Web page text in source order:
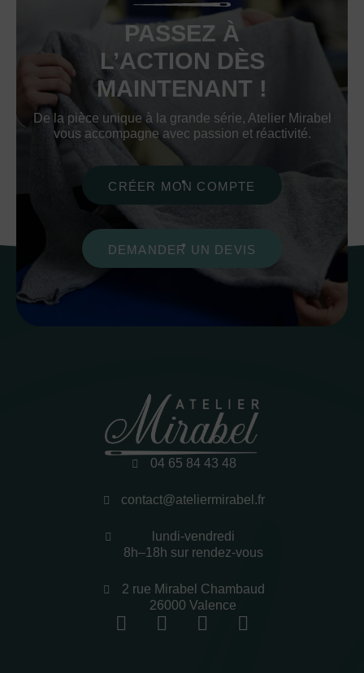
PASSEZ À
L’ACTION DÈS
MAINTENANT !
De la pièce unique à la grande série, Atelier Mirabel
vous accompagne avec passion et réactivité.
CRÉER MON COMPTE
DEMANDER UN DEVIS
04 65 84 43 48
contact@ateliermirabel.fr
lundi-vendredi
8h–18h sur rendez-vous
2 rue Mirabel Chambaud
26000 Valence